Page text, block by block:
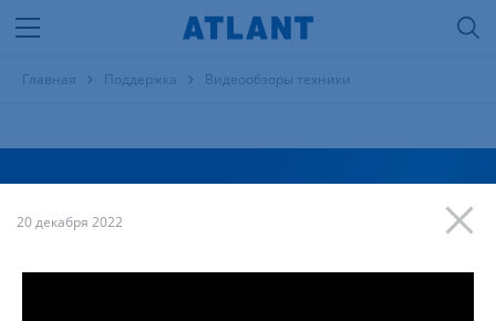
20 декабря 2022
Главная Поддержка Видеообзоры техники